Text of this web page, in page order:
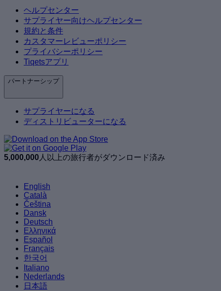
ヘルプセンター
サプライヤー向けヘルプセンター
規約と条件
カスタマーレビューポリシー
プライバシーポリシー
Tiqetsアプリ
パートナーシップ
サプライヤーになる
ディストリビューターになる
5,000,000 人以上の旅行者がダウンロード済み
English
Català
Čeština
Dansk
Deutsch
Ελληνικά
Español
Français
한국어
Italiano
Nederlands
日本語